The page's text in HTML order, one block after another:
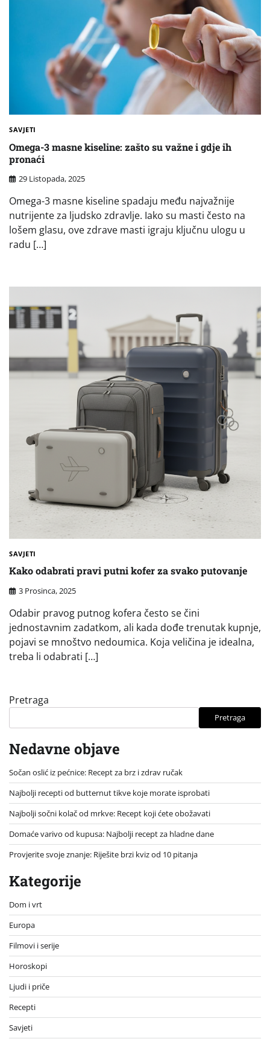
SAVJETI
Omega-3 masne kiseline: zašto su važne i gdje ih
pronaći
29 Listopada, 2025
Omega-3 masne kiseline spadaju među najvažnije
nutrijente za ljudsko zdravlje. Iako su masti često na
lošem glasu, ove zdrave masti igraju ključnu ulogu u
radu […]
SAVJETI
Kako odabrati pravi putni kofer za svako putovanje
3 Prosinca, 2025
Odabir pravog putnog kofera često se čini
jednostavnim zadatkom, ali kada dođe trenutak kupnje,
pojavi se mnoštvo nedoumica. Koja veličina je idealna,
treba li odabrati […]
Pretraga
Pretraga
Nedavne objave
Sočan oslić iz pećnice: Recept za brz i zdrav ručak
Najbolji recepti od butternut tikve koje morate isprobati
Najbolji sočni kolač od mrkve: Recept koji ćete obožavati
Domaće varivo od kupusa: Najbolji recept za hladne dane
Provjerite svoje znanje: Riješite brzi kviz od 10 pitanja
Kategorije
Dom i vrt
Europa
Filmovi i serije
Horoskopi
Ljudi i priče
Recepti
Savjeti